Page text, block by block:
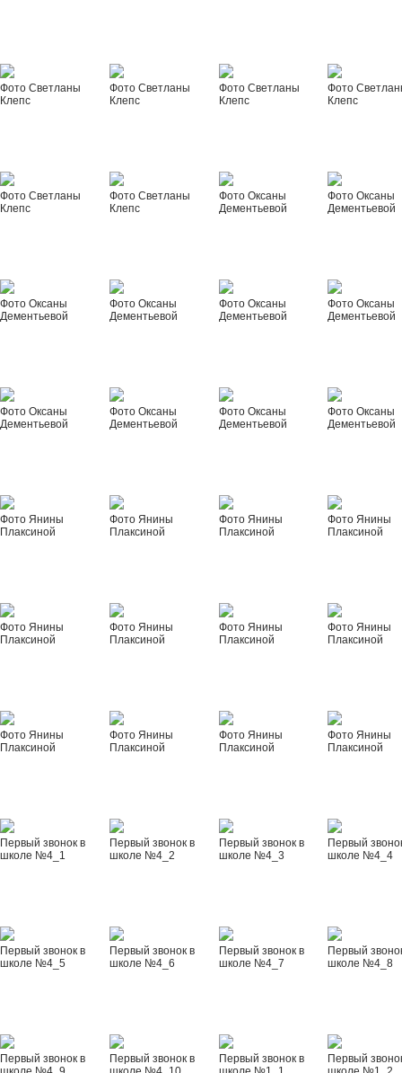
Фото Светланы
Клепс
Фото Светланы
Клепс
Фото Светланы
Клепс
Фото
Клепс
Фото Светланы
Клепс
Фото Светланы
Клепс
Фото Оксаны
Дементьевой
Фото Оксаны
Дементьевой
Фото Оксаны
Дементьевой
Фото Оксаны
Дементьевой
Фото Оксаны
Дементьевой
Фото Оксаны
Дементьевой
Фото Оксаны
Дементьевой
Фото Оксаны
Дементьевой
Фото Оксаны
Дементьевой
Фото Оксаны
Дементьевой
Фото Янины
Плаксиной
Фото Янины
Плаксиной
Фото Янины
Плаксиной
Фото Янины
Плаксиной
Фото Янины
Плаксиной
Фото Янины
Плаксиной
Фото Янины
Плаксиной
Фото Янины
Плаксиной
Фото Янины
Плаксиной
Фото Янины
Плаксиной
Фото Янины
Плаксиной
Фото Янины
Плаксиной
Первый звонок в
школе №4_1
Первый звонок в
школе №4_2
Первый звонок в
школе №4_3
Первый
школе №4_4
Первый звонок в
школе №4_5
Первый звонок в
школе №4_6
Первый звонок в
школе №4_7
Первый
школе №4_8
Первый звонок в
Первый звонок в
Первый звонок в
Первый